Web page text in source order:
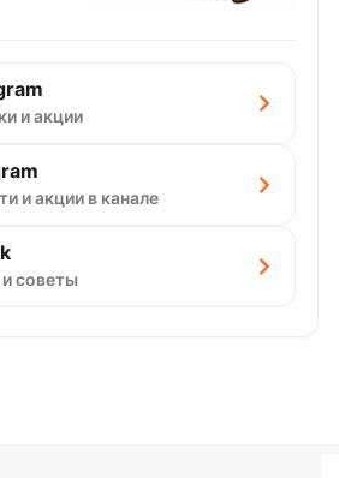
и акции
и акции в канале
советы